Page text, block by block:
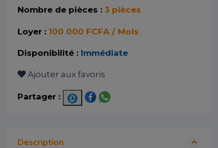
Nombre de pièces : 3 pièces
Loyer : 100 000 FCFA / Mois
Disponibilité : Immédiate
Ajouter aux favoris
Partager :
Description